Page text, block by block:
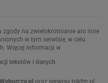
zgody na zwielokrotnianie ani inne
w tym serwisie, w celu
Więcej informacji w
tekstów i danych
oraz serwisu tokfm.pl